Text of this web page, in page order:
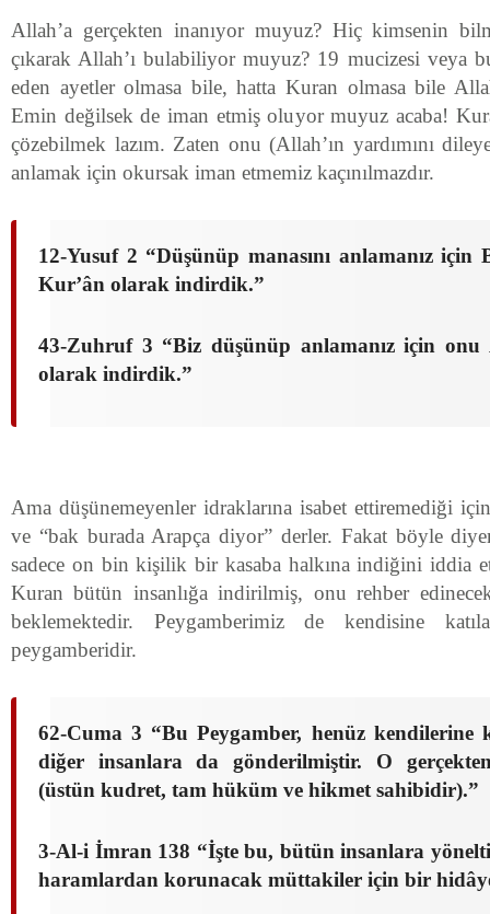
Allah’a gerçekten inanıyor muyuz? Hiç kimsenin
çıkarak Allah’ı bulabiliyor muyuz? 19 mucizesi veya
eden ayetler olmasa bile, hatta Kuran olmasa bile
Emin değilsek de iman etmiş oluyor muyuz acaba!
çözebilmek lazım. Zaten onu (Allah’ın yardımını
anlamak için okursak iman etmemiz kaçınılmazdır.
12-Yusuf 2 “Düşünüp manasını anlamanız
Kur’ân olarak indirdik.”
43-Zuhruf 3 “Biz düşünüp anlamanız için
olarak indirdik.”
Ama düşünemeyenler idraklarına isabet ettiremediği
ve “bak burada Arapça diyor” derler. Fakat böyle
sadece on bin kişilik bir kasaba halkına indiğini iddia
Kuran bütün insanlığa indirilmiş, onu rehber
beklemektedir. Peygamberimiz de kendisine
peygamberidir.
62-Cuma 3 “Bu Peygamber, henüz kendilerine
diğer insanlara da gönderilmiştir. O
(üstün kudret, tam hüküm ve hikmet sahibidir).”
3-Al-i İmran 138 “İşte bu, bütün insanlara
haramlardan korunacak müttakiler için bir